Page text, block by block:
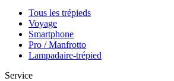
Tous les trépieds
Voyage
Smartphone
Pro / Manfrotto
Lampadaire-trépied
Service